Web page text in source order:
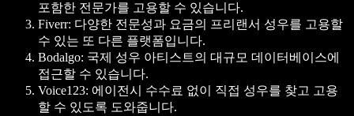
포함한 전문가를 고용할 수 있습니다.
Fiverr: 다양한 전문성과 요금의 프리랜서 성우를 고용할
수 있는 또 다른 플랫폼입니다.
Bodalgo: 국제 성우 아티스트의 대규모 데이터베이스에
접근할 수 있습니다.
Voice123: 에이전시 수수료 없이 직접 성우를 찾고 고용
할 수 있도록 도와줍니다.